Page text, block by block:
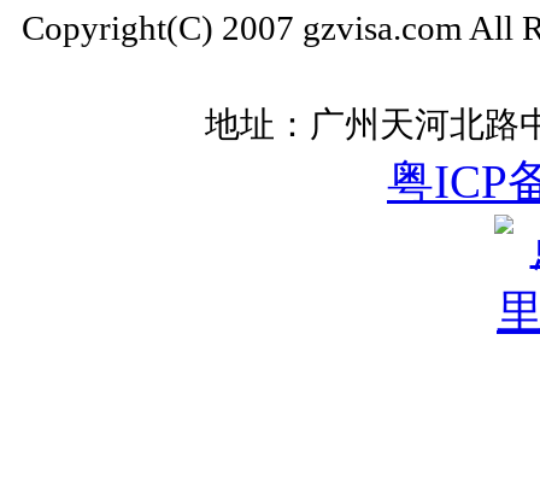
Copyright(C) 2007 gzvisa.com All
地址：广州天河北路
粤ICP